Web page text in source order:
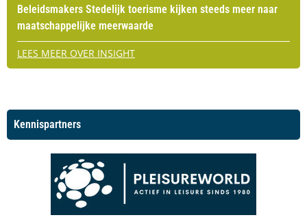
Beleidsmakers Stedelijk toerisme kijken steeds meer naar
maatschappelijke meerwaarde
LEES MEER OVER INSIGHT
Kennispartners